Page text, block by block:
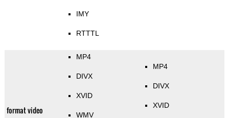
IMY
RTTTL
format video
MP4
DIVX
XVID
WMV
MP4
DIVX
XVID